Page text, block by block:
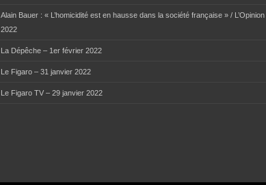
Alain Bauer : « L’homicidité est en hausse dans la société française » /
2022
La Dépêche – 1er février 2022
Le Figaro – 31 janvier 2022
Le Figaro TV – 29 janvier 2022